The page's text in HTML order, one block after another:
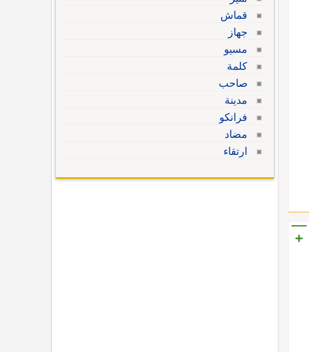
+
قماش
جهاز
مسيو
كلمة
صاحب
مدينة
فرانكو
مضاد
ارتقاء